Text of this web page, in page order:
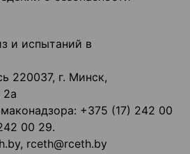
и испытаний в
220037, г. Минск,
2а
+375 (17) 242 00
00 29.
rceth@rceth.by